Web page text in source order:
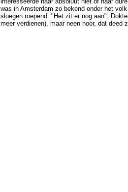
was in Amsterdam zo bekend onder het
sloegen roepend: "Het zit er nog aan".
meer verdienen), maar neen hoor, dat deed